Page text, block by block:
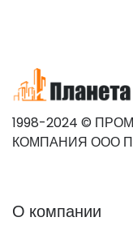
1998-2024 ©
КОМПАНИЯ ООО
О компании